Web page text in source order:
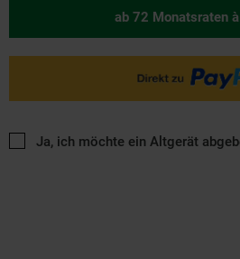
ab 72 Monatsraten
Ja, ich möchte ein Altgerät